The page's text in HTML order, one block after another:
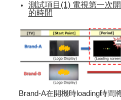
測試項目(1) 電視第一次
的時間
Brand-A在開機時loading時間